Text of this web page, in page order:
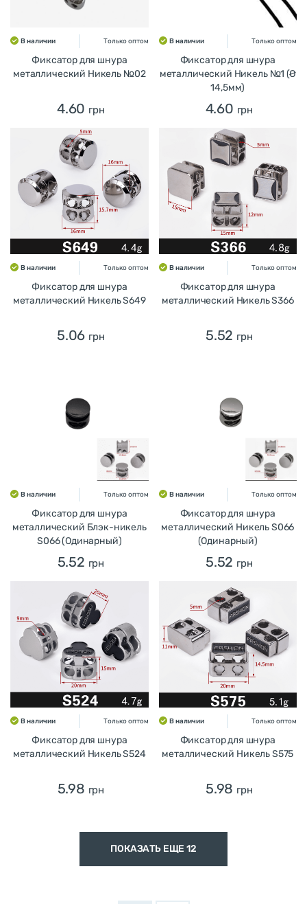
В наличии Только оптом
Фиксатор для шнура
металлический Никель №02
4.60 грн
В наличии Только оптом
Фиксатор для шнура
металлический Никель №1 (Ø
14,5мм)
4.60 грн
В наличии Только оптом
Фиксатор для шнура
металлический Никель S649
5.06 грн
В наличии Только оптом
Фиксатор для шнура
металлический Никель S366
5.52 грн
В наличии Только оптом
Фиксатор для шнура
металлический Блэк-никель
S066 (Одинарный)
5.52 грн
В наличии Только оптом
Фиксатор для шнура
металлический Никель S066
(Одинарный)
5.52 грн
В наличии Только оптом
Фиксатор для шнура
металлический Никель S524
5.98 грн
В наличии Только оптом
Фиксатор для шнура
металлический Никель S575
5.98 грн
ПОКАЗАТЬ ЕЩЕ 12